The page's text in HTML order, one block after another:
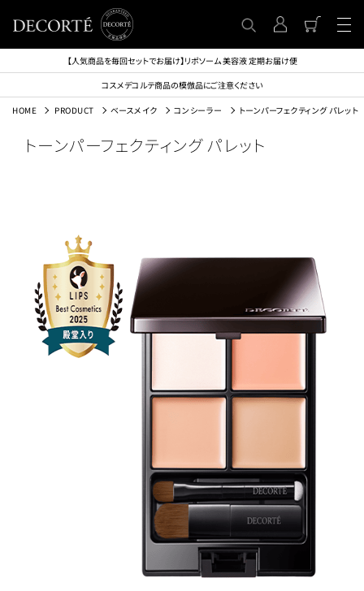
【人気商品を毎回セットでお届け】リポソーム 美容液 定期お届け便
コスメデコルテ商品の模倣品にご注意ください
HOME PRODUCT ベースメイク コンシーラー トーンパーフェクティング パレット
トーンパーフェクティング パレット